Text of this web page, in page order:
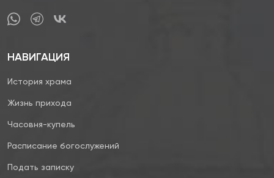
НАВИГАЦИЯ
История храма
Жизнь прихода
Часовня-купель
Расписание богослужений
Подать записку